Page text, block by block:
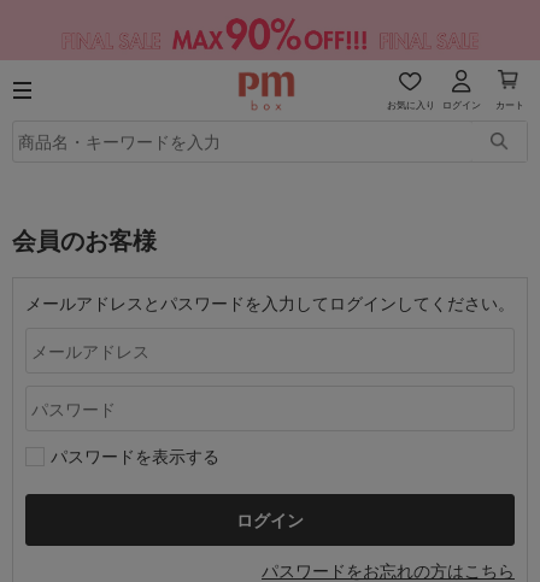
お気に入り ログイン カート
会員のお客様
メールアドレスとパスワードを入力してログインしてください。
パスワードを表示する
パスワードをお忘れの方はこちら